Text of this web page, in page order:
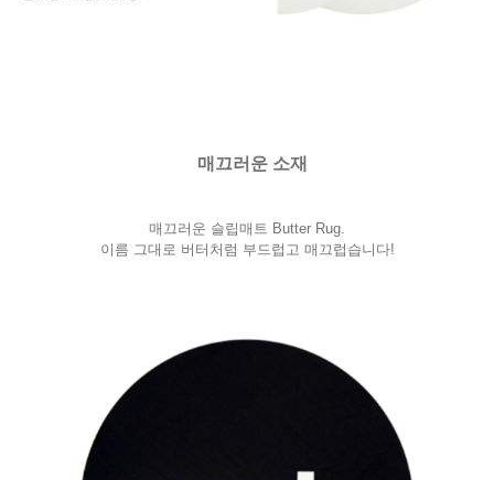
페이코 라이
매끄러운 소재
매끄러운 슬립매트 Butter Rug.
이름 그대로 버터처럼 부드럽고 매끄럽습니다!